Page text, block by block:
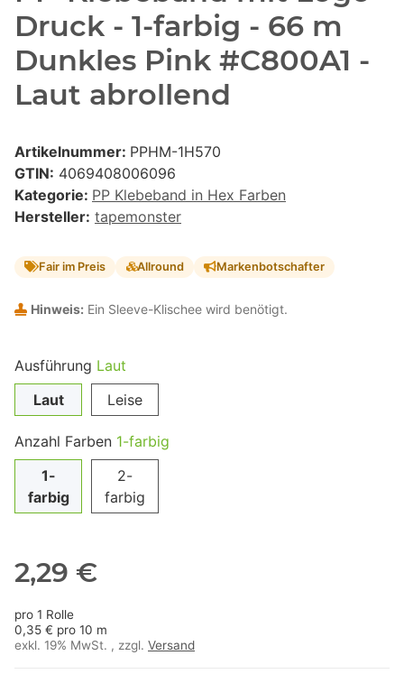
Druck - 1-farbig - 66 m
Dunkles Pink #C800A1 -
Laut abrollend
Artikelnummer: PPHM-1H570
GTIN: 4069408006096
Kategorie: PP Klebeband in Hex Farben
Hersteller: tapemonster
Fair im Preis Allround Markenbotschafter
Hinweis: Ein Sleeve-Klischee wird benötigt.
Ausführung Laut
Laut
Leise
Anzahl Farben 1-farbig
1-
farbig
2-
farbig
2,29 €
pro 1 Rolle
0,35 € pro 10 m
exkl. 19% MwSt. , zzgl. Versand